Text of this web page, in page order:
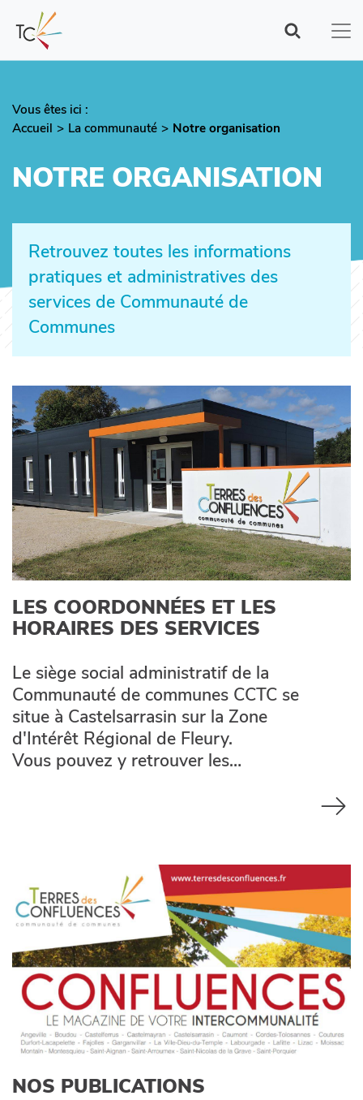
contenu
principal
Vous êtes ici :
Fil
Accueil La communauté Notre organisation
NOTRE ORGANISATION
Retrouvez toutes les informations
pratiques et administratives des
services de Communauté de
Communes
LES COORDONNÉES ET LES
HORAIRES DES SERVICES
Le siège social administratif de la
Communauté de communes CCTC se
situe à Castelsarrasin sur la Zone
d'Intérêt Régional de Fleury.
Vous pouvez y retrouver les…
NOS PUBLICATIONS